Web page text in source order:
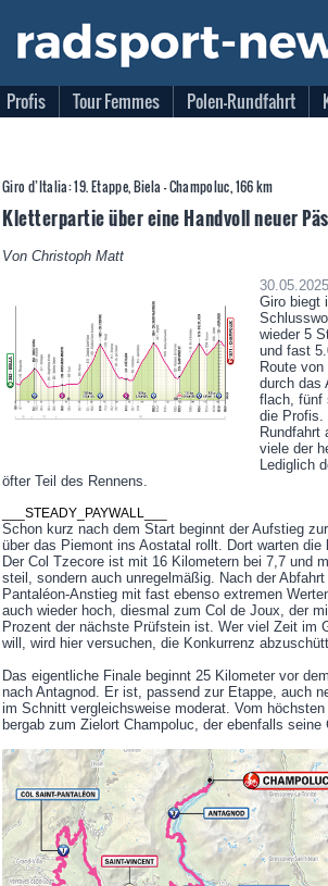
Profis Tour Femmes Polen-Rundfahrt
Giro d’Italia: 19. Etappe, Biela - Champoluc, 166 km
Kletterpartie über eine Handvoll neuer
Von Christoph Matt
Giro biegt
wieder 5
und fast
Route
durch das
flach, fünf
die Profis.
Rundfahrt
viele der
Lediglich
öfter Teil des Rennens.
___STEADY_PAYWALL___
Schon kurz nach dem Start beginnt der Aufstieg
über das Piemont ins Aostatal rollt. Dort warten die
Der Col Tzecore ist mit 16 Kilometern bei 7,7 und
steil, sondern auch unregelmäßig. Nach der
Pantaléon-Anstieg mit fast ebenso extremen
auch wieder hoch, diesmal zum Col de Joux, der
Prozent der nächste Prüfstein ist. Wer viel Zeit im
will, wird hier versuchen, die Konkurrenz
Das eigentliche Finale beginnt 25 Kilometer vor
nach Antagnod. Er ist, passend zur Etappe, auch
im Schnitt vergleichsweise moderat. Vom
bergab zum Zielort Champoluc, der ebenfalls seine
Facebook
Twitter
Newsletter: